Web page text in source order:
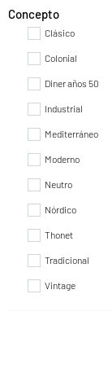
Concepto
Clásico
Colonial
Diner años 50
Industrial
Mediterráneo
Moderno
Neutro
Nórdico
Thonet
Tradicional
Vintage